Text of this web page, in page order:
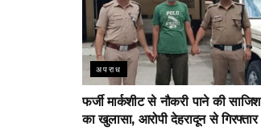
अपराध
फर्जी मार्कशीट से नौकरी पाने की साजिश
का खुलासा, आरोपी देहरादून से गिरफ्तार